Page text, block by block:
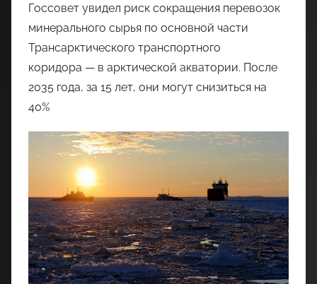
Госсовет увидел риск сокращения перевозок
минерального сырья по основной части
Трансарктического транспортного
коридора — в арктической акватории. После
2035 года, за 15 лет, они могут снизиться на
40%